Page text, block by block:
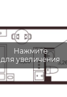
Нажмите
для увеличения